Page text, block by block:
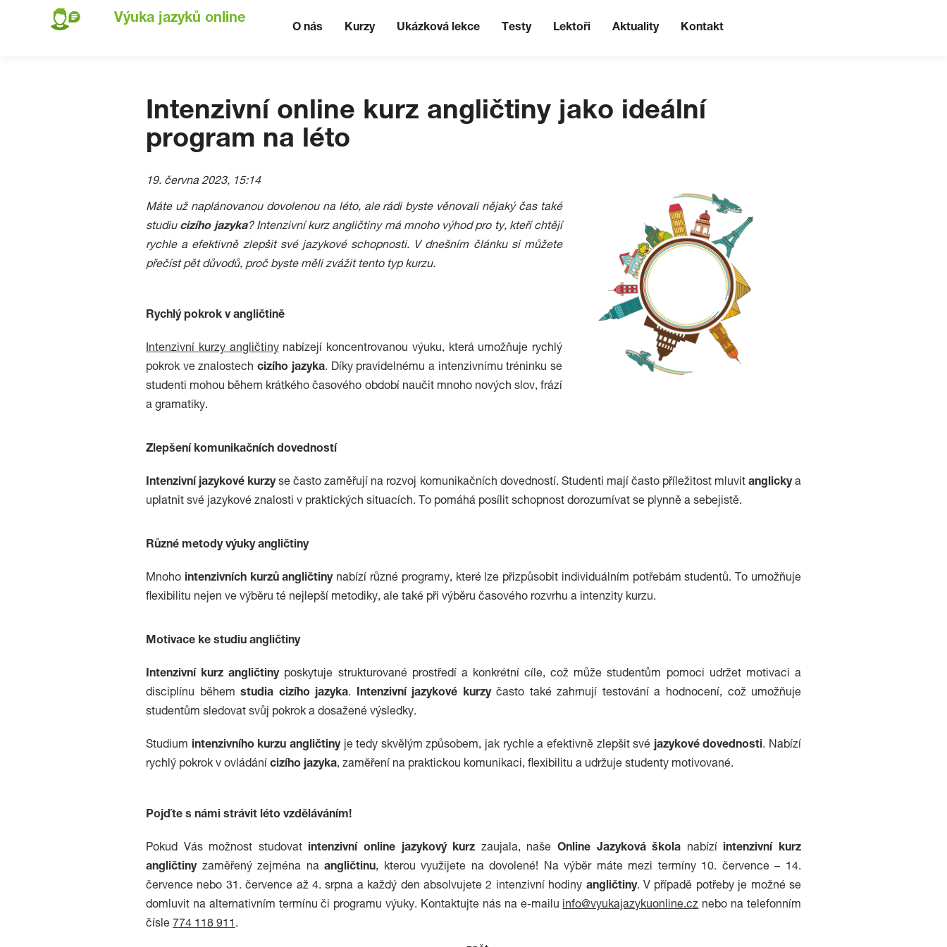
Výuka jazyků online
O nás Kurzy Ukázková lekce Testy Lektoři Aktuality Kontakt
Intenzivní online kurz angličtiny jako ideální
program na léto
19. června 2023, 15:14
Máte už naplánovanou dovolenou na léto, ale rádi byste věnovali nějaký čas také
studiu cizího jazyka? Intenzivní kurz angličtiny má mnoho výhod pro ty, kteří chtějí
rychle a efektivně zlepšit své jazykové schopnosti. V dnešním článku si můžete
přečíst pět důvodů, proč byste měli zvážit tento typ kurzu.
Rychlý pokrok v angličtině
Intenzivní kurzy angličtinynabízejí koncentrovanou výuku, která umožňuje rychlý
pokrok ve znalostechcizího jazyka. Díky pravidelnému a intenzivnímu tréninku se
studenti mohou během krátkého časového období naučit mnoho nových slov, frází
a gramatiky.
Zlepšení komunikačních dovedností
Intenzivní jazykové kurzyse často zaměřují na rozvoj komunikačních dovedností. Studenti mají často příležitost mluvit anglickya
uplatnit své jazykové znalosti v praktických situacích. To pomáhá posílit schopnost dorozumívat se plynně a sebejistě.
Různé metody výuky angličtiny
Mnoho intenzivních kurzů angličtinynabízí různé programy, které lze přizpůsobit individuálním potřebám studentů. To umožňuje
flexibilitu nejen ve výběru té nejlepší metodiky, ale také při výběru časového rozvrhu a intenzity kurzu.
Motivace ke studiu angličtiny
Intenzivní kurz angličtinyposkytuje strukturované prostředí a konkrétní cíle, což může studentům pomoci udržet motivaci a
disciplínu běhemstudia cizího jazyka. Intenzivní jazykové kurzyčasto také zahrnují testování a hodnocení, což umožňuje
studentům sledovat svůj pokrok a dosažené výsledky.
Studium intenzivního kurzu angličtinyje tedy skvělým způsobem, jak rychle a efektivně zlepšit své jazykové dovednosti. Nabízí
rychlý pokrok v ovládání cizího jazyka, zaměření na praktickou komunikaci, flexibilitu a udržuje studenty motivované.
Pojďte s námi strávit léto vzděláváním!
Pokud Vás možnost studovat intenzivní online jazykový kurz zaujala, našeOnline Jazyková škola nabízí intenzivní
kurz
angličtinyzaměřený zejména naangličtinu, kterou využijete na dovolené! Na výběr máte mezi termíny 10. července – 14.
července nebo 31. července až 4. srpna a každý den absolvujete 2 intenzivní hodiny angličtiny. V případě potřeby je možné se
domluvit na alternativním termínu či programu výuky. Kontaktujte nás na e-mailu info@vyukajazykuonline.cz nebo na telefonním
čísle 774 118 911 .